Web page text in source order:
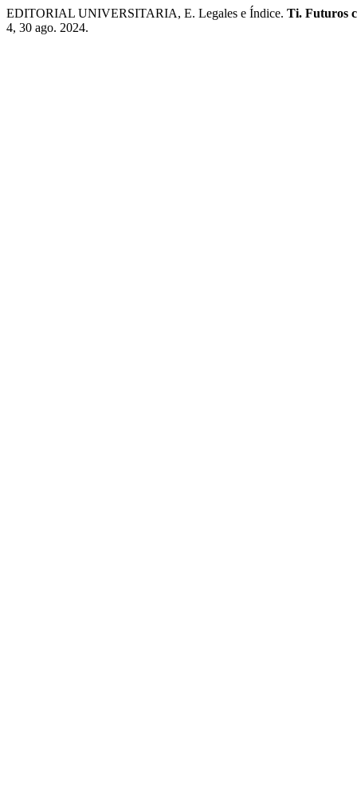
EDITORIAL UNIVERSITARIA, E. Legales e Índice. Ti. Futuros
4, 30 ago. 2024.